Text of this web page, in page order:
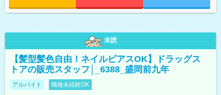
未読
【髪型髪色自由！ネイルピアスOK】ドラッグス
トアの販売スタッフ│_6388_盛岡前九年
アルバイト 職種未経験OK